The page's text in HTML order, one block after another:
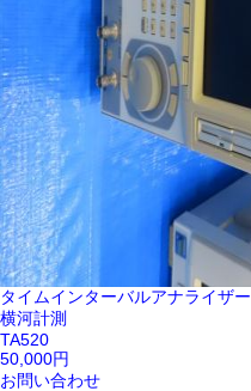
タイムインターバルアナライザー
横河計測
TA520
50,000円
お問い合わせ